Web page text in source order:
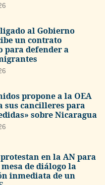
al Gobierno
un contrato
defender a
propone a la OEA
sus cancilleres para
sobre Nicaragua
en la AN para
de diálogo la
inmediata de un